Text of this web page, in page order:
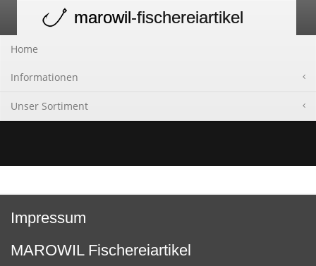
navigation
marowil-fischereiartikel
Home
Informationen
Unser Sortiment
Impressum
MAROWIL Fischereiartikel